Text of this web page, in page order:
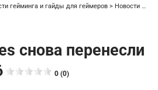
гейминга и гайды для геймеров > Новости
снова перенесли
0 (0)